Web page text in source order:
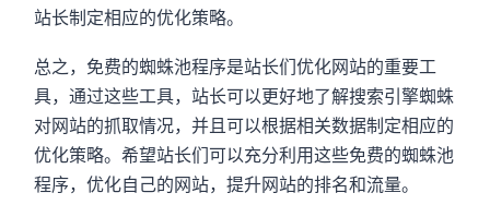
站长制定相应的优化策略。
总之，免费的蜘蛛池程序是站长们优化网站的重要工
具，通过这些工具，站长可以更好地了解搜索引擎蜘蛛
对网站的抓取情况，并且可以根据相关数据制定相应的
优化策略。希望站长们可以充分利用这些免费的蜘蛛池
程序，优化自己的网站，提升网站的排名和流量。